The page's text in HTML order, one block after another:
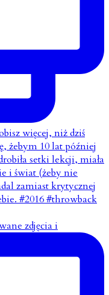
zdjęcia i